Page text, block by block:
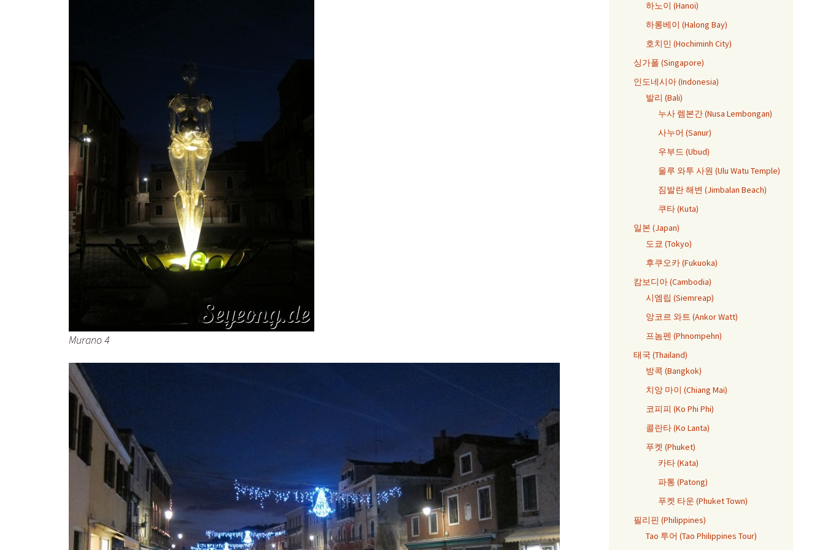
Murano 4
하노이 (Hanoi)
하롱베이 (Halong Bay)
호치민 (Hochiminh City)
싱가폴 (Singapore)
인도네시아 (Indonesia)
발리 (Bali)
누사 렘본간 (Nusa Lembongan)
사누어 (Sanur)
우부드 (Ubud)
울루 와투 사원 (Ulu Watu Temple)
짐발란 해변 (Jimbalan Beach)
쿠타 (Kuta)
일본 (Japan)
도쿄 (Tokyo)
후쿠오카 (Fukuoka)
캄보디아 (Cambodia)
시엠립 (Siemreap)
앙코르 와트 (Ankor Watt)
프놈펜 (Phnompehn)
태국 (Thailand)
방콕 (Bangkok)
치앙 마이 (Chiang Mai)
코피피 (Ko Phi Phi)
콜란타 (Ko Lanta)
푸켓 (Phuket)
카타 (Kata)
파통 (Patong)
푸켓 타운 (Phuket Town)
필리핀 (Philippines)
Tao 투어 (Tao Philippines Tour)